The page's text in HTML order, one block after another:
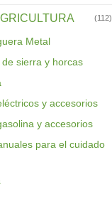
(112)
Metal
sierra y horcas
y accesorios
y accesorios
para el cuidado